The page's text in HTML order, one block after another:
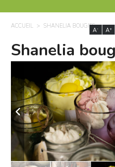
ACCUEIL SHANELIA BOUGIES
A- A+
Shanelia